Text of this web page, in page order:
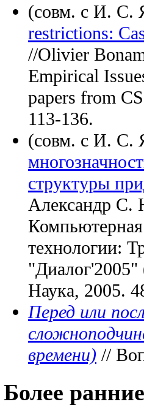
(совм. с И. С.
restrictions:
//Olivier
Empirical
papers from
113-136.
(совм. с И. С.
структуры
Александр С.
технологии:
Наука, 2005.
Перед или
времени) //
Более